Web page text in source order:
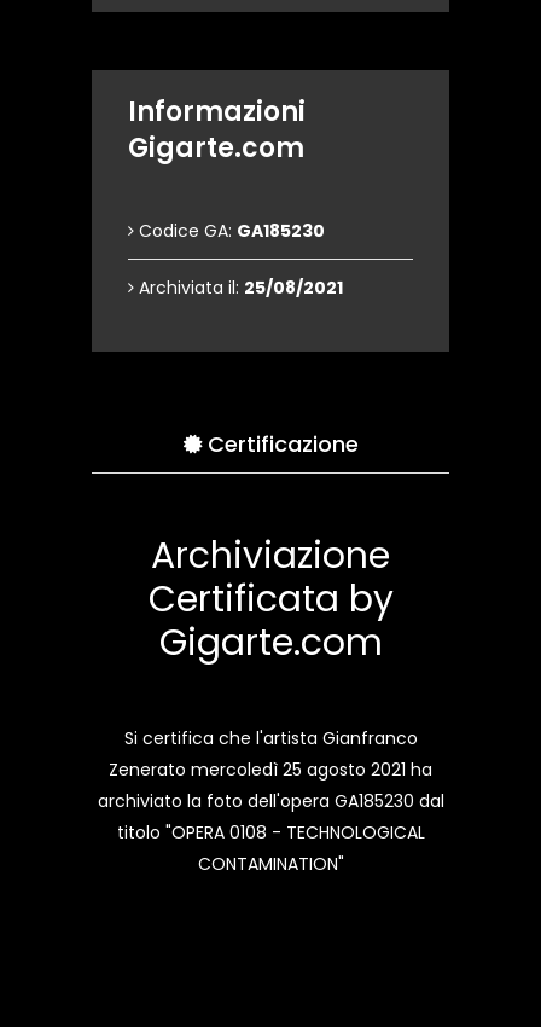
Informazioni
Gigarte.com
Codice GA: GA185230
Archiviata il: 25/08/2021
Certificazione
Archiviazione
Certificata by
Gigarte.com
Si certifica che l'artista Gianfranco
Zenerato mercoledì 25 agosto 2021 ha
archiviato la foto dell'opera GA185230 dal
titolo "OPERA 0108 - TECHNOLOGICAL
CONTAMINATION"